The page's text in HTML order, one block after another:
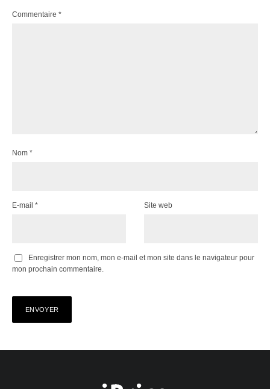
Commentaire *
Nom *
E-mail * Site web
Enregistrer mon nom, mon e-mail et mon site dans le navigateur pour
mon prochain commentaire.